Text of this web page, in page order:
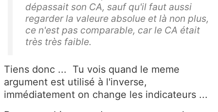
dépassait son CA, sauf qu'il faut aussi
regarder la valeure absolue et là non plus,
ce n'est pas comparable, car le CA était
très très faible.
Tiens donc ... Tu vois quand le meme
argument est utilisé à l'inverse,
immédiatement on change les indicateurs ...